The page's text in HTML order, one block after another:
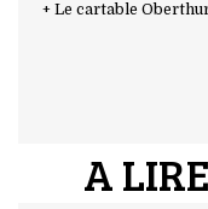
+ Le cartable
A